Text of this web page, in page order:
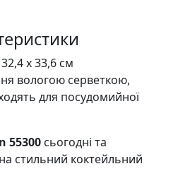
x 33,6 см
вологою серветкою,
для посудомийної
55300 сьогодні та
стильний коктейльний